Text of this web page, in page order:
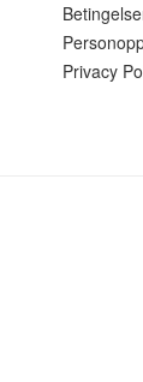
Privacy